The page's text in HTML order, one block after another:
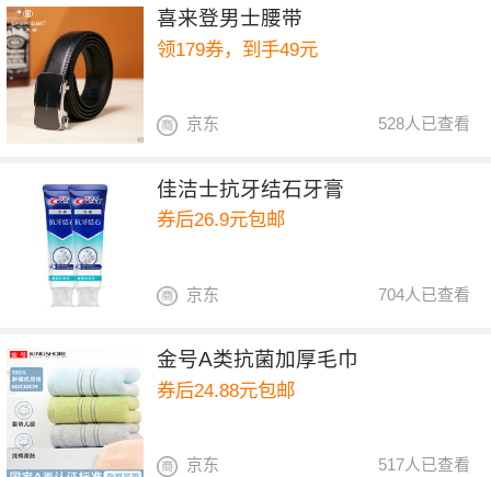
喜来登男士腰带
领179券，到手49元
528人已查看
京东
佳洁士抗牙结石牙膏
券后26.9元包邮
704人已查看
京东
金号A类抗菌加厚毛巾
券后24.88元包邮
517人已查看
京东